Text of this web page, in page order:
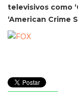
televisivos como
‘American Crime